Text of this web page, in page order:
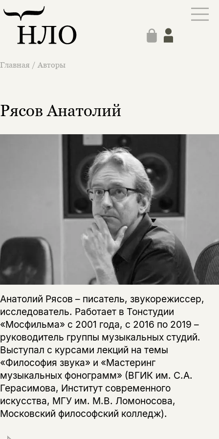
Главная / Авторы
Рясов Анатолий
Анатолий Рясов – писатель, звукорежиссер,
исследователь. Работает в Тонстудии
«Мосфильма» с 2001 года, с 2016 по 2019 –
руководитель группы музыкальных студий.
Выступал с курсами лекций на темы
«Философия звука» и «Мастеринг
музыкальных фонограмм» (ВГИК им. С.А.
Герасимова, Институт современного
искусства, МГУ им. М.В. Ломоносова,
Московский философский колледж).